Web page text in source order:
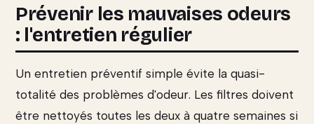
Prévenir les mauvaises odeurs
: l'entretien régulier
Un entretien préventif simple évite la quasi-
totalité des problèmes d'odeur. Les filtres doivent
être nettoyés toutes les deux à quatre semaines si